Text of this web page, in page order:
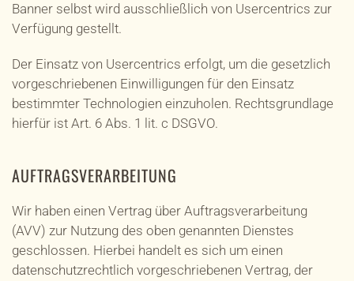
Banner selbst wird ausschließlich von Usercentrics zur
Verfügung gestellt.
Der Einsatz von Usercentrics erfolgt, um die gesetzlich
vorgeschriebenen Einwilligungen für den Einsatz
bestimmter Technologien einzuholen. Rechtsgrundlage
hierfür ist Art. 6 Abs. 1 lit. c DSGVO.
AUFTRAGSVERARBEITUNG
Wir haben einen Vertrag über Auftragsverarbeitung
(AVV) zur Nutzung des oben genannten Dienstes
geschlossen. Hierbei handelt es sich um einen
datenschutzrechtlich vorgeschriebenen Vertrag, der